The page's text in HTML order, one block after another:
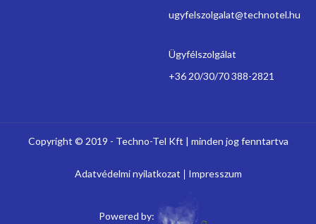
ugyfelszolgalat@technotel.hu
Ügyfélszolgálat
+36 20/30/70 388-2821
Copyright © 2019 - Techno-Tel Kft | minden jog fenntartva
Adatvédelmi nyilatkozat Impresszum
Powered by: